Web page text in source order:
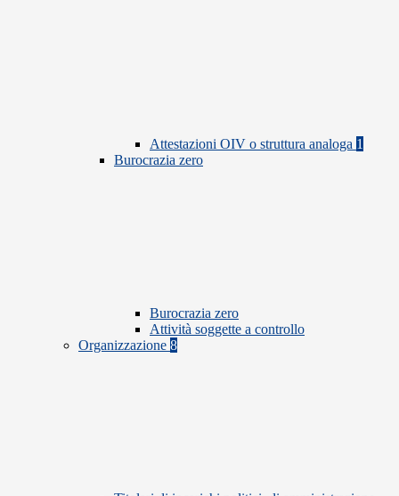
Attestazioni OIV o struttura analoga 1
Burocrazia zero
Burocrazia zero
Attività soggette a controllo
Organizzazione 8